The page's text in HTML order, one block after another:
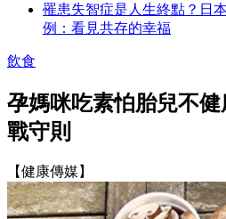
罹患失智症是人生終點？日
例：看見共存的幸福
飲食
孕媽咪吃素怕胎兒不
戰守則
【健康傳媒】